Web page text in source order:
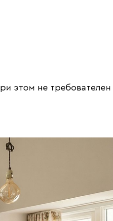
этом не требователен